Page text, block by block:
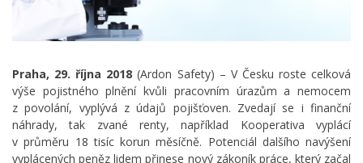
Praha, 29. října 2018 (Ardon Safety) – V Česku roste celková
výše pojistného plnění kvůli pracovním úrazům a nemocem
z povolání, vyplývá z údajů pojišťoven. Zvedají se i finanční
náhrady, tak zvané renty, například Kooperativa vyplácí
v průměru 18 tisíc korun měsíčně. Potenciál dalšího navýšení
vyplácených peněz lidem přinese nový zákoník práce, který začal